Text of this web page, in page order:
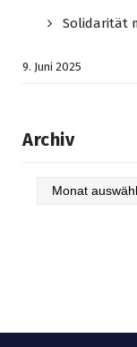
Solidarität
9. Juni 2025
Archiv
Archiv